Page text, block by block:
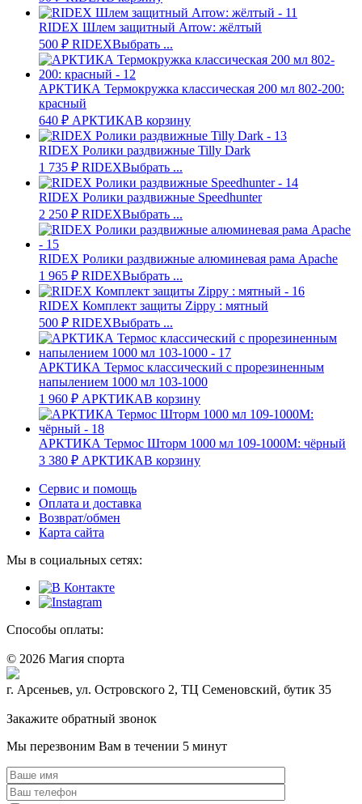
RIDEX Шлем защитный Arrow: жёлтый
500 ₽ RIDEXВыбрать ...
АРКТИКА Термокружка классическая 200 мл 802-200:
красный
640 ₽ АРКТИКАВ корзину
RIDEX Ролики раздвижные Tilly Dark
1 735 ₽ RIDEXВыбрать ...
RIDEX Ролики раздвижные Speedhunter
2 250 ₽ RIDEXВыбрать ...
RIDEX Ролики раздвижные алюминевая рама Apache
1 965 ₽ RIDEXВыбрать ...
RIDEX Комплект защиты Zippy : мятный
500 ₽ RIDEXВыбрать ...
АРКТИКА Термос классический с прорезиненным
напылением 1000 мл 103-1000
1 960 ₽ АРКТИКАВ корзину
АРКТИКА Термос Шторм 1000 мл 109-1000М: чёрный
3 380 ₽ АРКТИКАВ корзину
Сервис и помощь
Оплата и доставка
Возврат/обмен
Карта сайта
Мы в социальных сетях:
Способы оплаты:
© 2026 Магия спорта
г. Арсеньев, ул. Островского 2, ТЦ Семеновский, бутик 35
Закажите обратный звонок
Мы перезвоним Вам в течении 5 минут